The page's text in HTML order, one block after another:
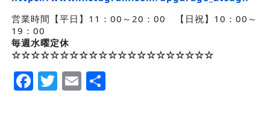
営業時間【平日】11：00～20：00 【日祝】10：00～
19：00
毎週水曜定休
☆☆☆☆☆☆☆☆☆☆☆☆☆☆☆☆☆☆☆☆☆
Facebook
Twitter
EmailShare